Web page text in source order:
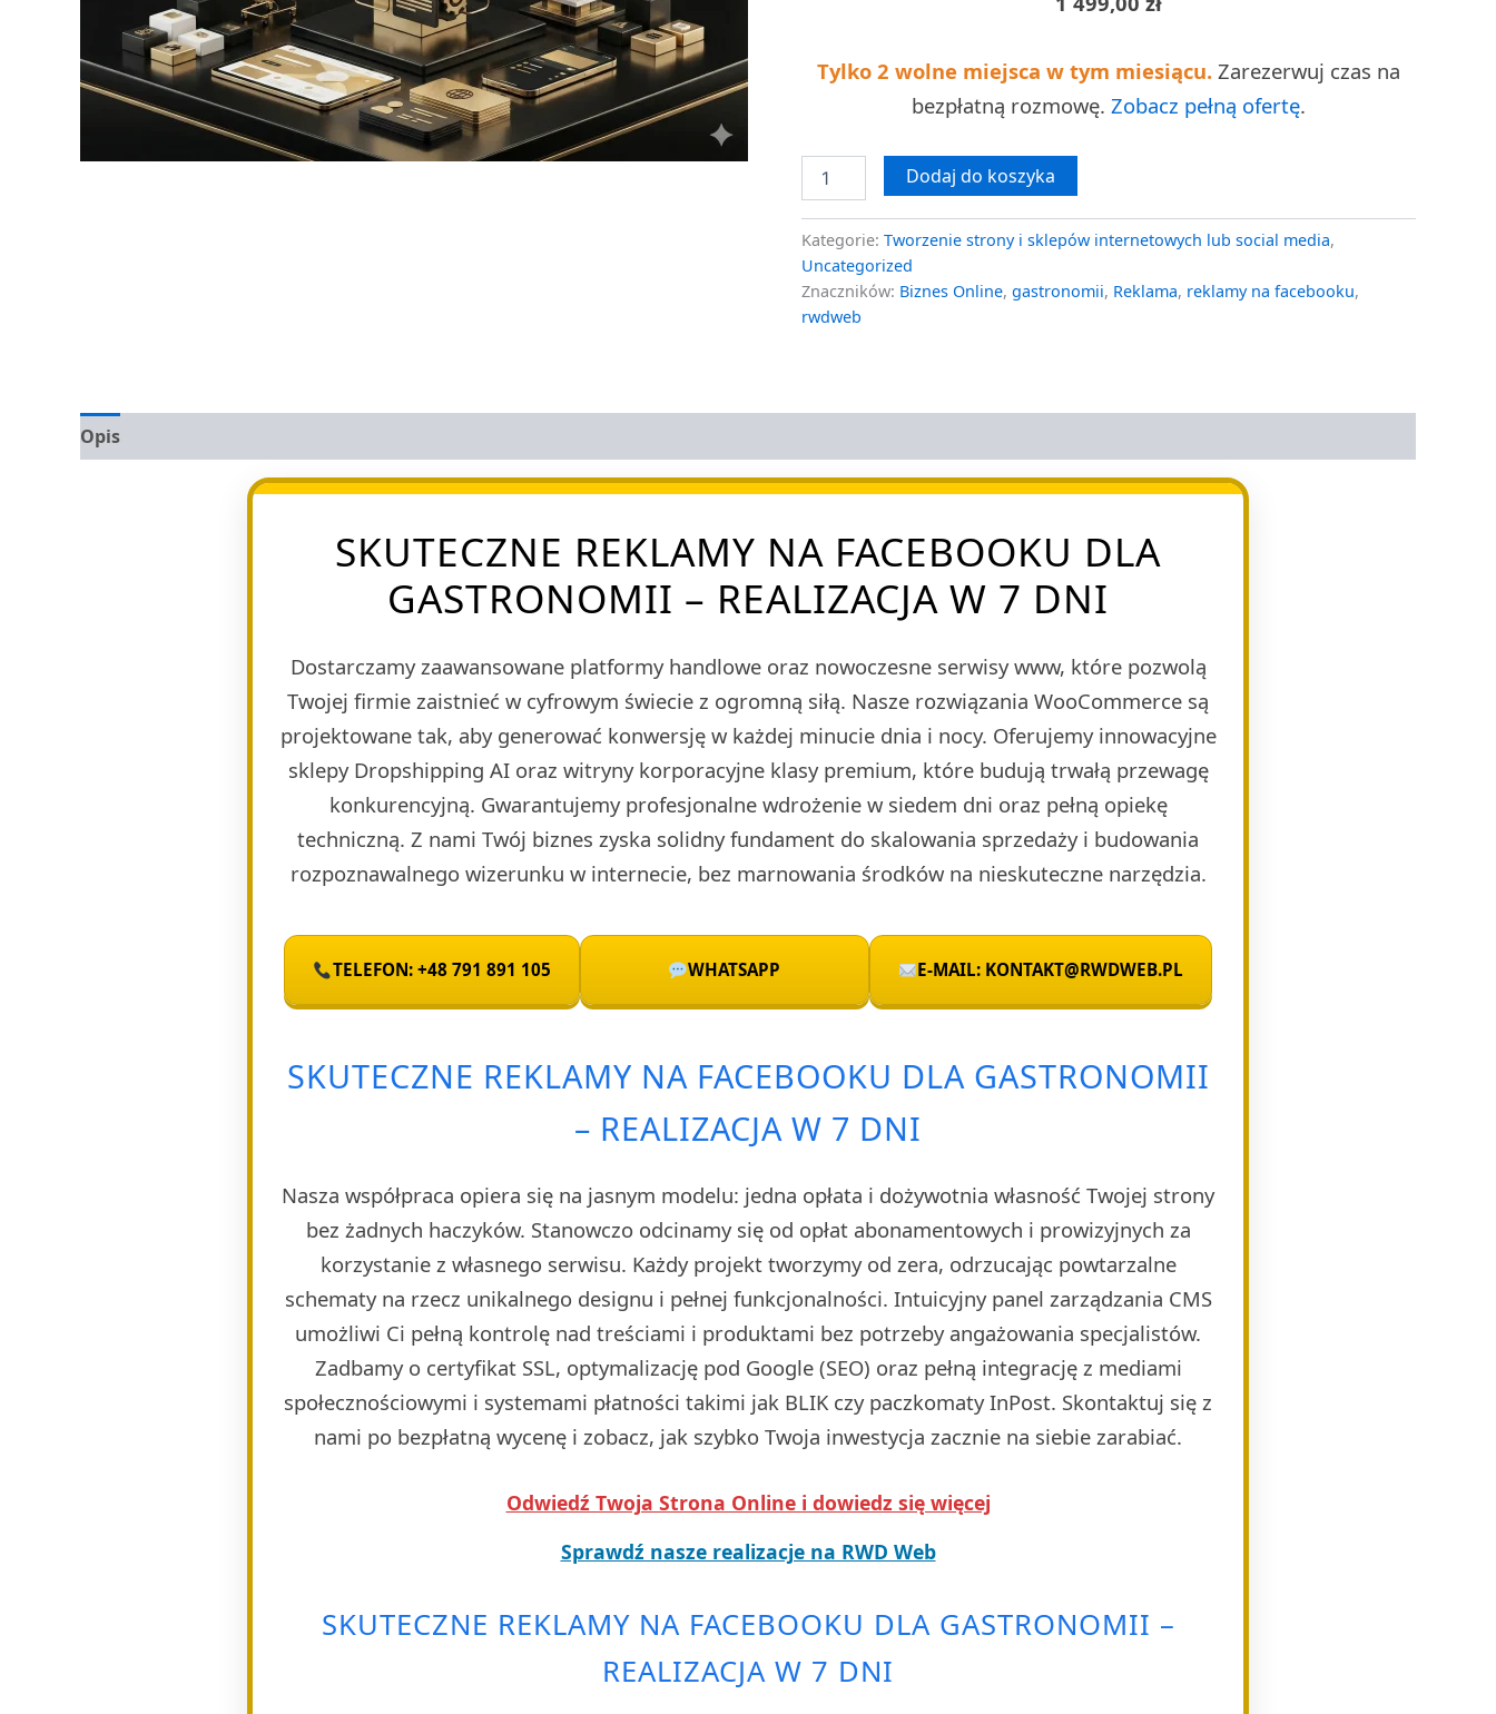
Tylko 2 wolne miejsca w tym miesiącu. Zarezerwuj czas na
bezpłatną rozmowę. Zobacz pełną ofertę.
Dodaj do koszyka
Kategorie: Tworzenie strony i sklepów internetowych lub social media,
Uncategorized
Znaczników: Biznes Online, gastronomii, Reklama, reklamy na facebooku,
rwdweb
Opis
SKUTECZNE REKLAMY NA FACEBOOKU DLA
GASTRONOMII – REALIZACJA W 7 DNI
Dostarczamy zaawansowane platformy handlowe oraz nowoczesne serwisy www, które pozwolą
Twojej firmie zaistnieć w cyfrowym świecie z ogromną siłą. Nasze rozwiązania WooCommerce są
projektowane tak, aby generować konwersję w każdej minucie dnia i nocy. Oferujemy innowacyjne
sklepy Dropshipping AI oraz witryny korporacyjne klasy premium, które budują trwałą przewagę
konkurencyjną. Gwarantujemy profesjonalne wdrożenie w siedem dni oraz pełną opiekę
techniczną. Z nami Twój biznes zyska solidny fundament do skalowania sprzedaży i budowania
rozpoznawalnego wizerunku w internecie, bez marnowania środków na nieskuteczne narzędzia.
TELEFON: +48 791 891 105 WHATSAPP E-MAIL: KONTAKT@RWDWEB.PL
SKUTECZNE REKLAMY NA FACEBOOKU DLA GASTRONOMII
– REALIZACJA W 7 DNI
Nasza współpraca opiera się na jasnym modelu: jedna opłata i dożywotnia własność Twojej strony
bez żadnych haczyków. Stanowczo odcinamy się od opłat abonamentowych i prowizyjnych za
korzystanie z własnego serwisu. Każdy projekt tworzymy od zera, odrzucając powtarzalne
schematy na rzecz unikalnego designu i pełnej funkcjonalności. Intuicyjny panel zarządzania CMS
umożliwi Ci pełną kontrolę nad treściami i produktami bez potrzeby angażowania specjalistów.
Zadbamy o certyfikat SSL, optymalizację pod Google (SEO) oraz pełną integrację z mediami
społecznościowymi i systemami płatności takimi jak BLIK czy paczkomaty InPost. Skontaktuj się z
nami po bezpłatną wycenę i zobacz, jak szybko Twoja inwestycja zacznie na siebie zarabiać.
Odwiedź Twoja Strona Online i dowiedz się więcej
Sprawdź nasze realizacje na RWD Web
SKUTECZNE REKLAMY NA FACEBOOKU DLA GASTRONOMII –
REALIZACJA W 7 DNI